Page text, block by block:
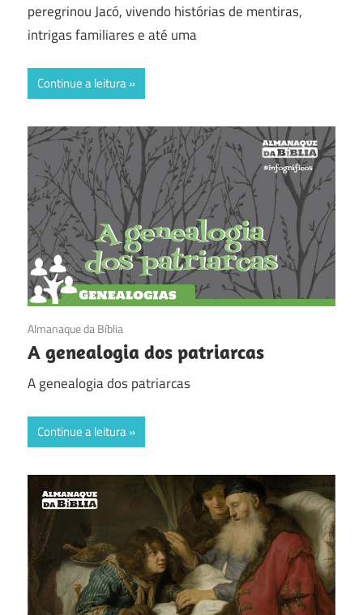
peregrinou Jacó, vivendo histórias de mentiras,
intrigas familiares e até uma
Continue a leitura
20/02/2017
Almanaque da Bíblia
A genealogia dos patriarcas
A genealogia dos patriarcas
Continue a leitura